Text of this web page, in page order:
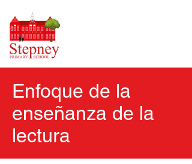
Enfoque de la
enseñanza de la
lectura